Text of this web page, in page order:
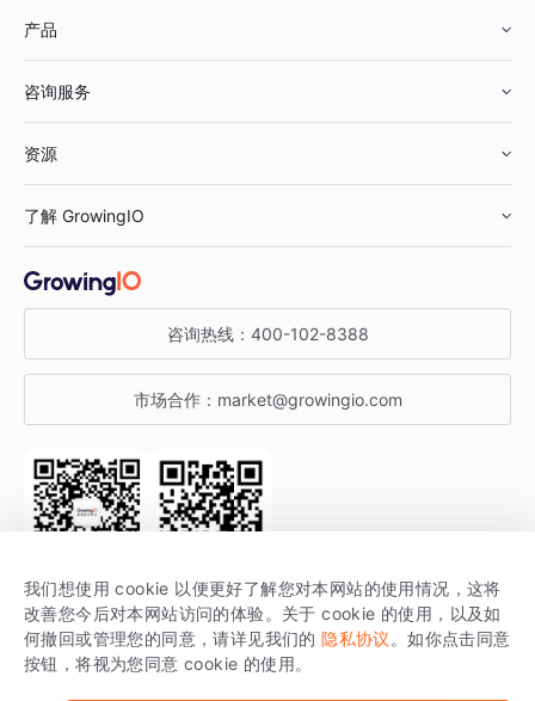
鞋服行业
汽车行业
金融行业
产品
智能运营
获客分析
咨询服务
资源
增长公开课
增长博客
开发者文档
SDK 文档
场景指南
了解 GrowingIO
关于 GrowingIO
增长大会
行业活动
咨询热线： 400-102-8388
市场合作： market@growingio.com
关注公众号 获取更多干货
GrowingIO 是专注于数据智能分析与增长的品牌，核心平台为 GrowingIO
分析云。
我们想使用 cookie 以便更好了解您对本网站的使用情况，这将
改善您今后对本网站访问的体验。关于 cookie 的使用，以及如
何撤回或管理您的同意，请详见我们的 隐私协议 。如你点击同意
按钮，将视为您同意 cookie 的使用。